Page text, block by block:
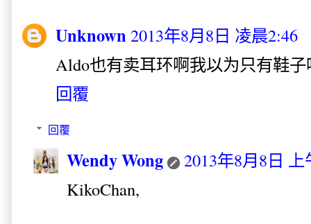
Unknown 2013年8月8日 凌晨2:46
Aldo也有卖耳环啊我以为只有鞋
回覆
回覆
Wendy Wong
2013年8月8日 上
KikoChan,